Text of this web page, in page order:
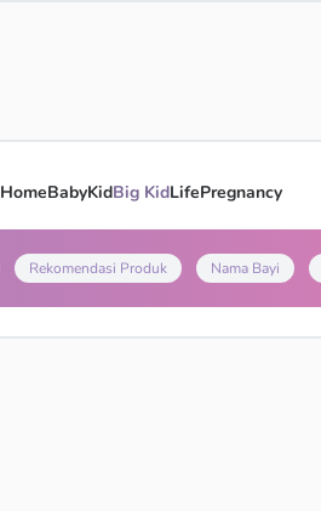
HomeBabyKidBig KidLifePregnancy
Rekomendasi Produk Nama Bayi